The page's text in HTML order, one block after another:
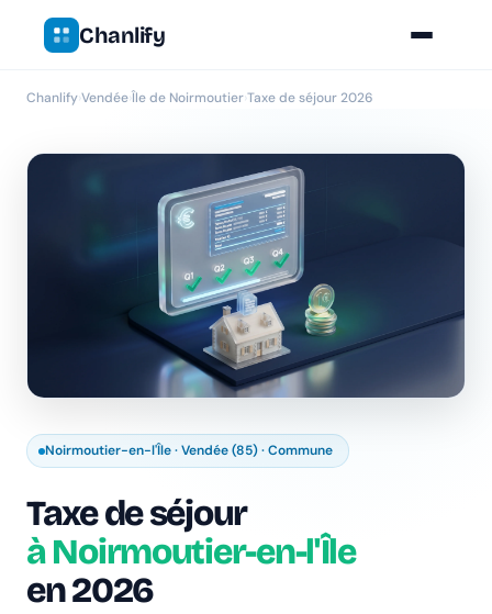
Chanlify
Chanlify›Vendée›Île de Noirmoutier›Taxe de séjour 2026
Noirmoutier-en-l'Île · Vendée (85) · Commune
Taxe de séjour
à Noirmoutier-en-l'Île
en 2026